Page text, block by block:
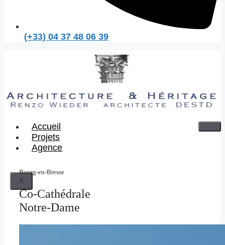
(+33) 04 37 48 06 39
Accueil
Projets
Agence
X
Bourg-en-Bresse
Co-Cathédrale
Notre-Dame